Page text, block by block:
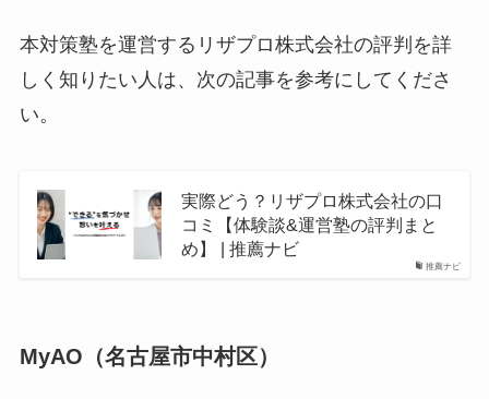
本対策塾を運営するリザプロ株式会社の評判を詳
しく知りたい人は、次の記事を参考にしてくださ
い。
推薦ナビ
実際どう？リザプロ株式会社の口
コミ【体験談&運営塾の評判まと
め】 | 推薦ナビ
MyAO（名古屋市中村区）